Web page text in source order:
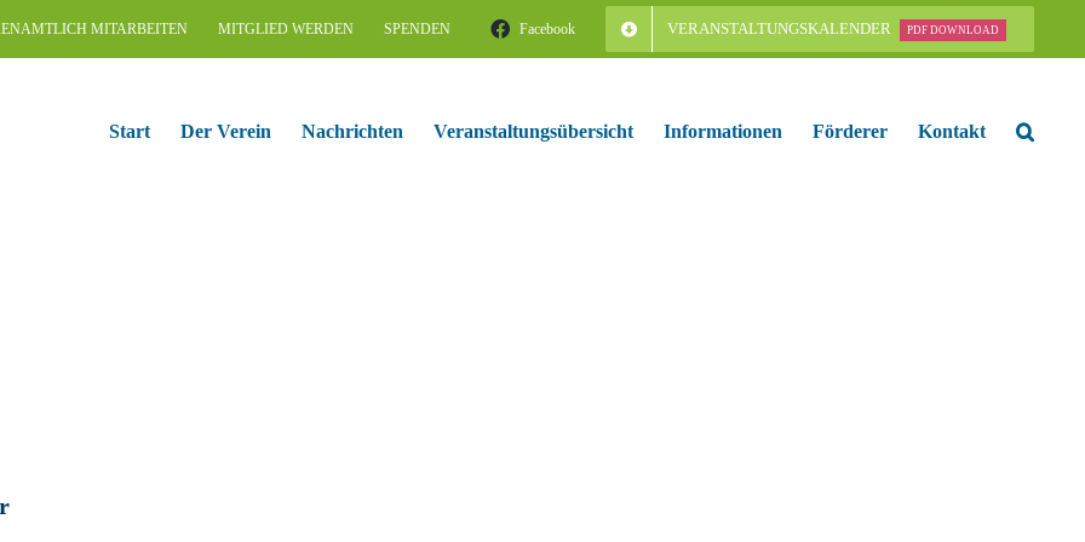
MITARBEITEN MITGLIED WERDEN SPENDEN Facebook VERANSTALTUNGSKALENDER PDF DOWNLOAD
Start Der Verein Nachrichten Veranstaltungsübersicht Informationen Förderer Kontakt